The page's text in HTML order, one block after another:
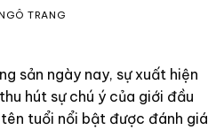
TRANG
sản ngày nay, sự xuất hiện
hút sự chú ý của giới đầu
tuổi nổi bật được đánh giá